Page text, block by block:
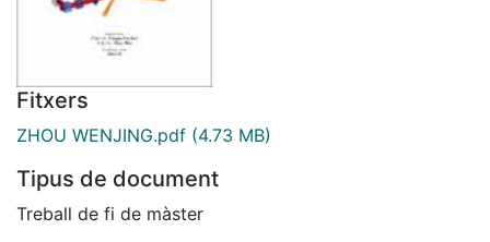
Fitxers
ZHOU WENJING.pdf (4.73 MB)
Tipus de document
Treball de fi de màster